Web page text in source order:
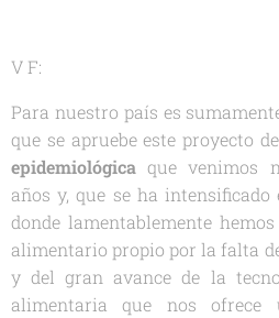
V F:
Para nuestro país es
que se apruebe este proyecto
epidemiológicaque venimos
años y, que se ha
donde lamentablemente
alimentario propio por la falta
y del gran avance de la
alimentaria que nos ofrece